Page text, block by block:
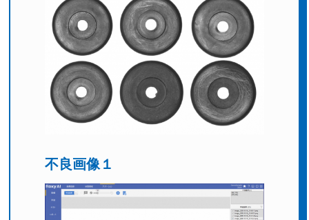
不良画像１